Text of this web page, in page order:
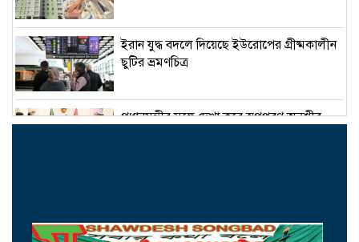
ইরান যুদ্ধ বদলে দিয়েছে ইউরোপের গ্রীষ্মকালীন
ছুটির ভ্রমণচিত্র
প্রধানমন্ত্রীর সঙ্গে দেখা করে স্বপ্নপূরণ অনুশ্রীর,